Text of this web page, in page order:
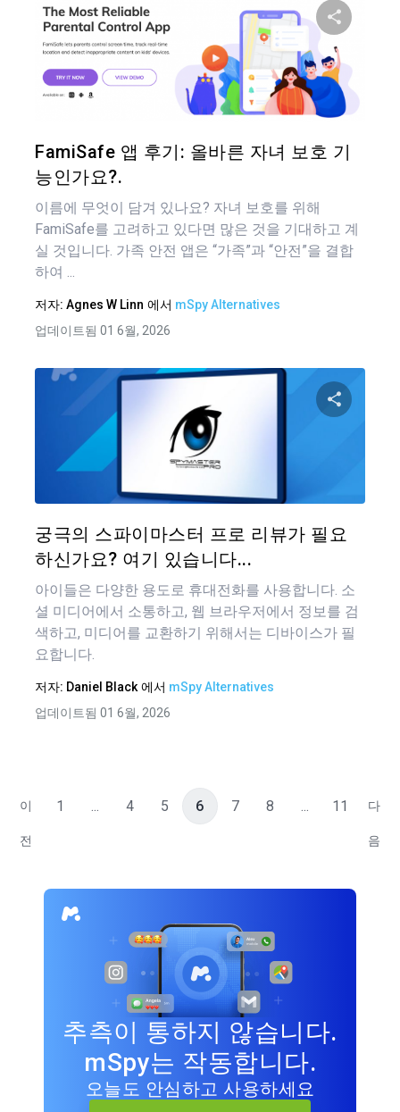
FamiSafe 앱 후기: 올바른 자녀 보호 기
능인가요?.
이름에 무엇이 담겨 있나요? 자녀 보호를 위해
FamiSafe를 고려하고 있다면 많은 것을 기대하고 계
실 것입니다. 가족 안전 앱은 “가족”과 “안전”을 결합
하여 ...
저자: Agnes W Linn 에서 mSpy Alternatives
업데이트됨 01 6월, 2026
궁극의 스파이마스터 프로 리뷰가 필요
하신가요? 여기 있습니다...
아이들은 다양한 용도로 휴대전화를 사용합니다. 소
셜 미디어에서 소통하고, 웹 브라우저에서 정보를 검
색하고, 미디어를 교환하기 위해서는 디바이스가 필
요합니다.
저자: Daniel Black 에서 mSpy Alternatives
업데이트됨 01 6월, 2026
이
전
1 ... 4 5 6 7 8 ... 11 다
음
추측이 통하지 않습니다.
mSpy는 작동합니다.
오늘도 안심하고 사용하세요